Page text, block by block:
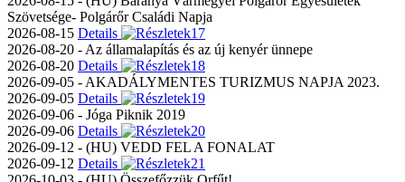
Szövetsége- Polgárőr Családi Napja
2026-08-15 Details
2026-08-20 - Az államalapítás és az új kenyér ünnepe
2026-08-20 Details
2026-09-05 - AKADÁLYMENTES TURIZMUS NAPJA 2023.
2026-09-05 Details
2026-09-06 - Jóga Piknik 2019
2026-09-06 Details
2026-09-12 - (HU) VEDD FEL A FONALAT
2026-09-12 Details